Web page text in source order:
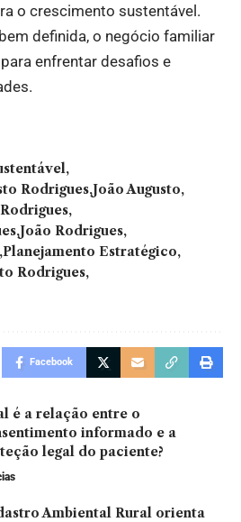
o crescimento sustentável.
definida, o negócio familiar
enfrentar desafios e
Rodrigues João Augusto
João Rodrigues
Planejamento Estratégico
Rodrigues
Facebook
é a relação entre o
informado e a
legal do paciente?
Ambiental Rural orienta